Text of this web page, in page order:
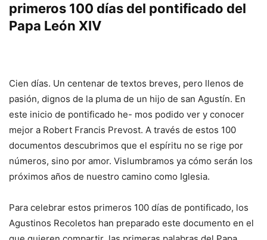
primeros 100 días del pontificado del
Papa León XIV
Cien días. Un centenar de textos breves, pero llenos de
pasión, dignos de la pluma de un hijo de san Agustín. En
este inicio de pontificado he- mos podido ver y conocer
mejor a Robert Francis Prevost. A través de estos 100
documentos descubrimos que el espíritu no se rige por
números, sino por amor. Vislumbramos ya cómo serán los
próximos años de nuestro camino como Iglesia.
Para celebrar estos primeros 100 días de pontificado, los
Agustinos Recoletos han preparado este documento en el